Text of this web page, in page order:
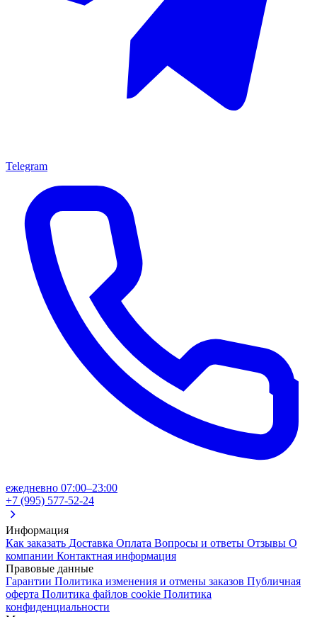
Telegram
ежедневно 07:00–23:00
+7 (995) 577-52-24
Информация
Как заказать Доставка Оплата Вопросы и ответы Отзывы О
компании Контактная информация
Правовые данные
Гарантии Политика изменения и отмены заказов Публичная
оферта Политика файлов cookie Политика
конфиденциальности